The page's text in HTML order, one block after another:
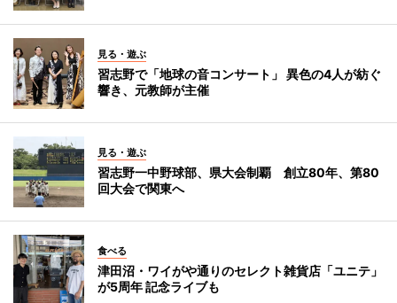
見る・遊ぶ
習志野で「地球の音コンサート」 異色の4人が紡ぐ
響き、元教師が主催
見る・遊ぶ
習志野一中野球部、県大会制覇 創立80年、第80
回大会で関東へ
食べる
津田沼・ワイがや通りのセレクト雑貨店「ユニテ」
が5周年 記念ライブも